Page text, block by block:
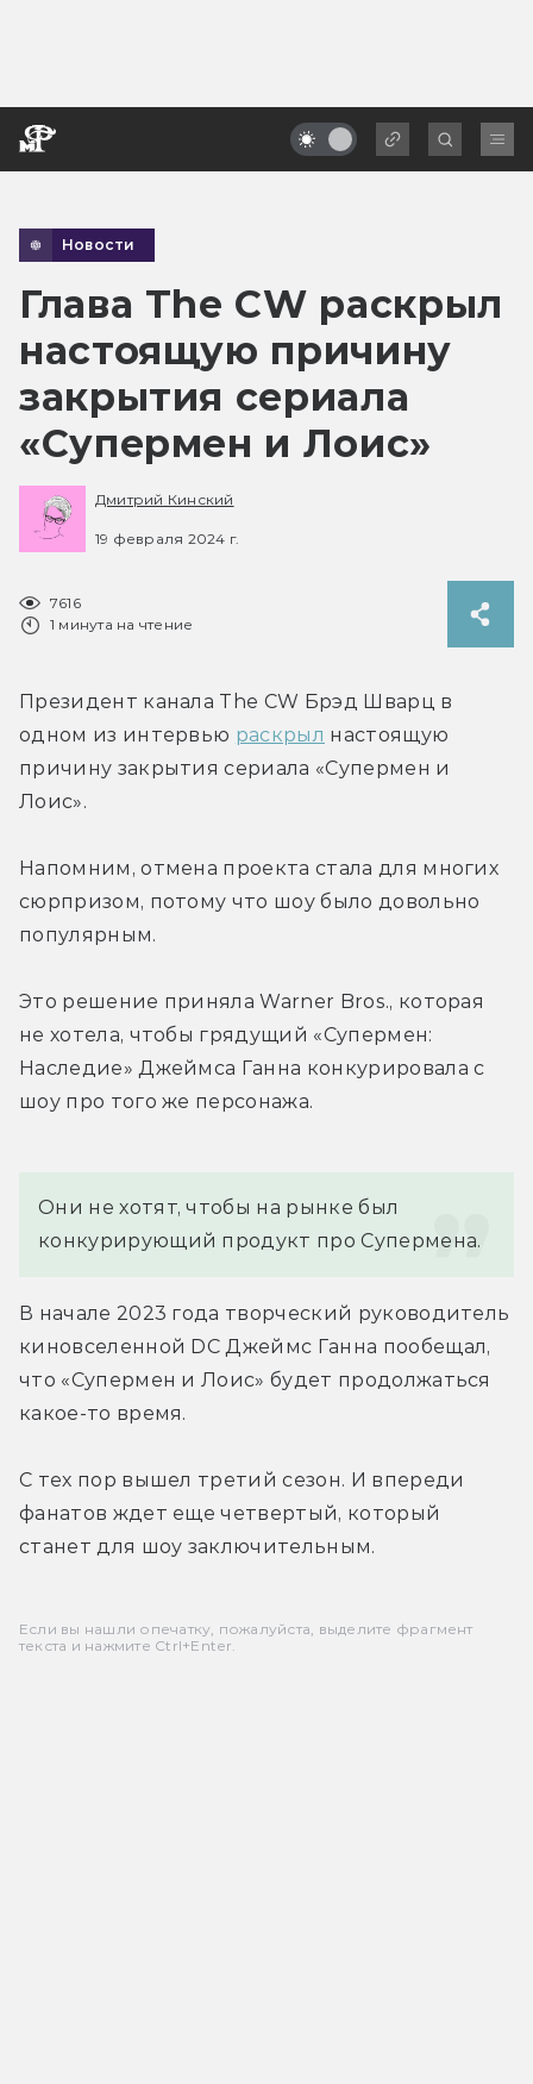
Новости
Глава The CW раскрыл
настоящую причину
закрытия сериала
«Супермен и Лоис»
Дмитрий Кинский
19 февраля 2024 г.
7616
1 минута на чтение
Президент канала The CW Брэд Шварц в
одном из интервью раскрыл настоящую
причину закрытия сериала «Супермен и
Лоис».
Напомним, отмена проекта стала для многих
сюрпризом, потому что шоу было довольно
популярным.
Это решение приняла Warner Bros., которая
не хотела, чтобы грядущий «Супермен:
Наследие» Джеймса Ганна конкурировала с
шоу про того же персонажа.
Они не хотят, чтобы на рынке был
конкурирующий продукт про Супермена.
В начале 2023 года творческий руководитель
киновселенной DC Джеймс Ганна пообещал,
что «Супермен и Лоис» будет продолжаться
какое-то время.
С тех пор вышел третий сезон. И впереди
фанатов ждет еще четвертый, который
станет для шоу заключительным.
Если вы нашли опечатку, пожалуйста, выделите фрагмент
текста и нажмите Ctrl+Enter.